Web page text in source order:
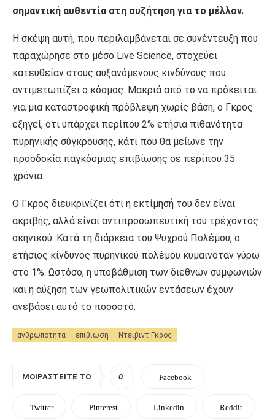
σημαντική αυθεντία στη συζήτηση για το μέλλον.
Η σκέψη αυτή, που περιλαμβάνεται σε συνέντευξη που
παραχώρησε στο μέσο Live Science, στοχεύει
κατευθείαν στους αυξανόμενους κινδύνους που
αντιμετωπίζει ο κόσμος. Μακριά από το να πρόκειται
για μια καταστροφική πρόβλεψη χωρίς βάση, ο Γκρος
εξηγεί, ότι υπάρχει περίπου 2% ετήσια πιθανότητα
πυρηνικής σύγκρουσης, κάτι που θα μείωνε την
προσδοκία παγκόσμιας επιβίωσης σε περίπου 35
χρόνια.
Ο Γκρος διευκρινίζει ότι η εκτίμησή του δεν είναι
ακριβής, αλλά είναι αντιπροσωπευτική του τρέχοντος
σκηνικού. Κατά τη διάρκεια του Ψυχρού Πολέμου, ο
ετήσιος κίνδυνος πυρηνικού πολέμου κυμαινόταν γύρω
στο 1%. Ωστόσο, η υποβάθμιση των διεθνών συμφωνιών
και η αύξηση των γεωπολιτικών εντάσεων έχουν
ανεβάσει αυτό το ποσοστό.
ανθρωποτητα επιβίωση Ντέιβιντ Γκρος
ΜΟΙΡΑΣΤΕΊΤΕ ΤΟ 0 Facebook
Twitter Pinterest Linkedin Reddit